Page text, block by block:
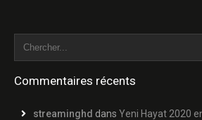
Commentaires récents
streaminghd dans Yeni Hayat 2020 en